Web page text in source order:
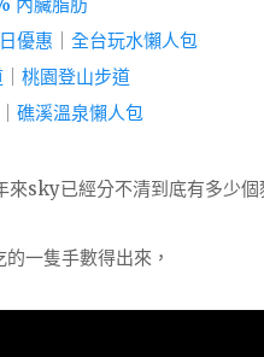
優惠
全台玩水懶人包
桃園登山步道
礁溪溫泉懶人包
來sky已經分不清到底有多少個
一隻手數得出來，